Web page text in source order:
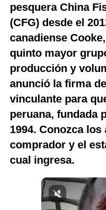
Notas Contratadas
Podcast
Gestión TV
Videos
Fotogalerías
gestion.pe
¿quiénes
Condiciones
pesquera China
(CFG) desde el
canadiense
quinto mayor
producción y
anunció la firma
vinculante para
peruana, fundada
1994. Conozca
comprador y el
cual ingresa.